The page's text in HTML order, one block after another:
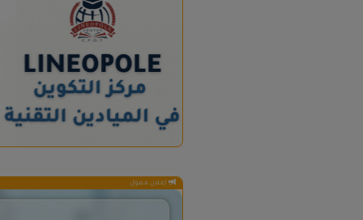
إعلان ممول